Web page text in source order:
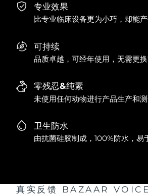
专业效果
比专业临床设备更为小巧，却能
可持续
品质卓越，可经年使用，无需更换
零残忍&纯素
未使用任何动物进行产品生产和测
卫生防水
由抗菌硅胶制成，100%防水，易
真实反馈 BAZAAR VOICE